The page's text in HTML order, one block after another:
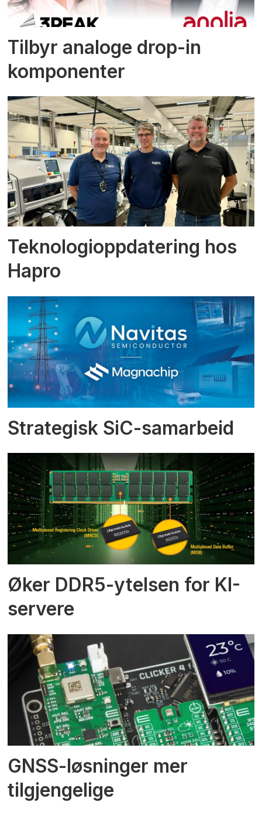
Tilbyr analoge drop-in
komponenter
Teknologioppdatering hos
Hapro
Strategisk SiC-samarbeid
Øker DDR5-ytelsen for KI-
servere
GNSS-løsninger mer
tilgjengelige